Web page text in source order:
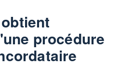
procédure